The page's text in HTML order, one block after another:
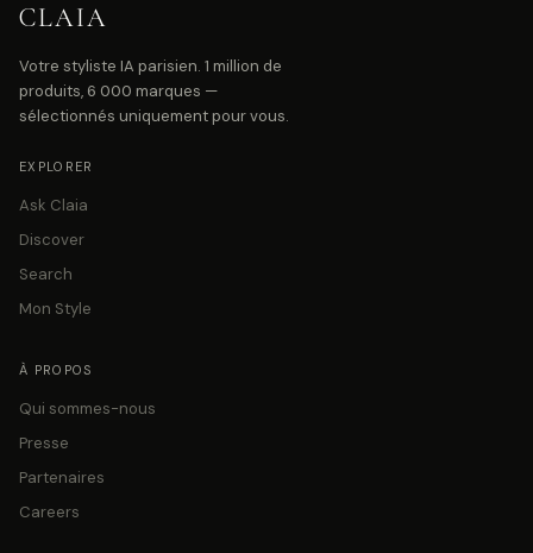
CLAIA
Votre styliste IA parisien. 1 million de
produits, 6 000 marques —
sélectionnés uniquement pour vous.
EXPLORER
Ask Claia
Discover
Search
Mon Style
À PROPOS
Qui sommes-nous
Presse
Partenaires
Careers